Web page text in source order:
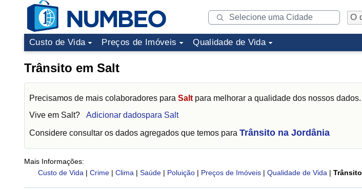
Custo de Vida Preços de Imóveis Qualidade de Vida
Trânsito em Salt
Precisamos de mais colaboradores para Salt para melhorar a qualidade dos nossos dados.
Vive em Salt? Adicionar dadospara Salt
Considere consultar os dados agregados que temos para Trânsito na Jordânia
Mais Informações:
Custo de Vida | Crime | Clima | Saúde | Poluição | Preços de Imóveis | Qualidade de Vida | Trânsito